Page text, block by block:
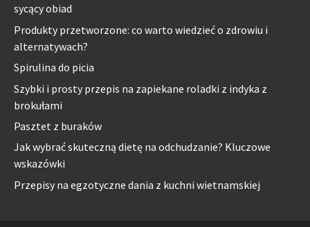
sycący obiad
Produkty przetworzone: co warto wiedzieć o zdrowiu i
alternatywach?
Spirulina do picia
Szybki i prosty przepis na zapiekane roladki z indyka z
brokułami
Pasztet z buraków
Jak wybrać skuteczną dietę na odchudzanie? Kluczowe
wskazówki
Przepisy na egzotyczne dania z kuchni wietnamskiej